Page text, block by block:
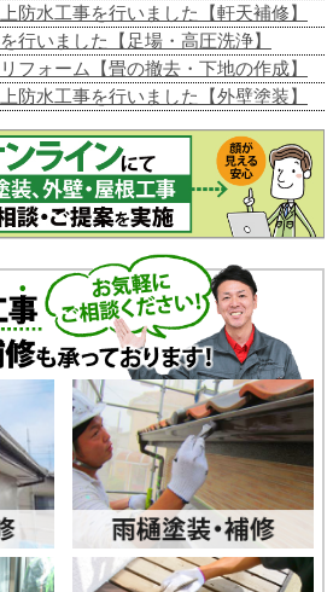
防水工事を行いました【軒天補修】
行いました【足場・高圧洗浄】
フォーム【畳の撤去・下地の作成】
防水工事を行いました【外壁塗装】